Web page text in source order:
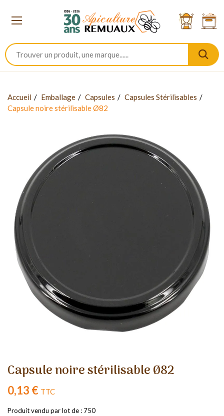
Accueil Emballage Capsules
Capsules Stérilisables
Capsule noire stérilisable Ø82
Capsule noire stérilisable Ø82
0,13 € TTC
Produit vendu par lot de : 750